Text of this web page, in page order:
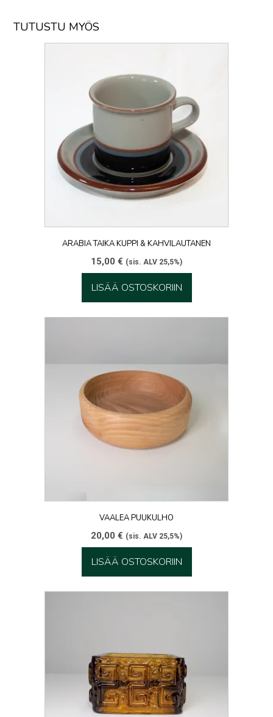
TUTUSTU MYÖS
ARABIA TAIKA KUPPI & KAHVILAUTANEN
15,00 € (sis. ALV 25,5%)
LISÄÄ OSTOSKORIIN
VAALEA PUUKULHO
20,00 € (sis. ALV 25,5%)
LISÄÄ OSTOSKORIIN